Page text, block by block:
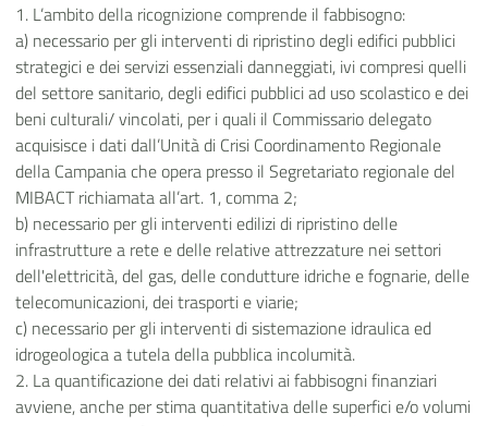
1. L’ambito della ricognizione comprende il fabbisogno:
a) necessario per gli interventi di ripristino degli edifici pubblici
strategici e dei servizi essenziali danneggiati, ivi compresi quelli
del settore sanitario, degli edifici pubblici ad uso scolastico e dei
beni culturali/ vincolati, per i quali il Commissario delegato
acquisisce i dati dall’Unità di Crisi Coordinamento Regionale
della Campania che opera presso il Segretariato regionale del
MIBACT richiamata all’art. 1, comma 2;
b) necessario per gli interventi edilizi di ripristino delle
infrastrutture a rete e delle relative attrezzature nei settori
dell'elettricità, del gas, delle condutture idriche e fognarie, delle
telecomunicazioni, dei trasporti e viarie;
c) necessario per gli interventi di sistemazione idraulica ed
idrogeologica a tutela della pubblica incolumità.
2. La quantificazione dei dati relativi ai fabbisogni finanziari
avviene, anche per stima quantitativa delle superfici e/o volumi